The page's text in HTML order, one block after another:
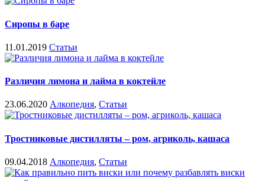
Сиропы в баре
11.01.2019 Статьи
Различия лимона и лайма в коктейле
23.06.2020 Алкопедия, Статьи
Тростниковые дистилляты – ром, агриколь, кашаса
09.04.2018 Алкопедия, Статьи